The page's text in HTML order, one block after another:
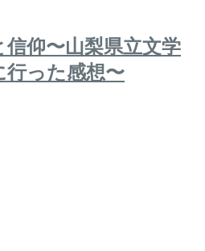
仰〜山梨県立文学
行った感想〜